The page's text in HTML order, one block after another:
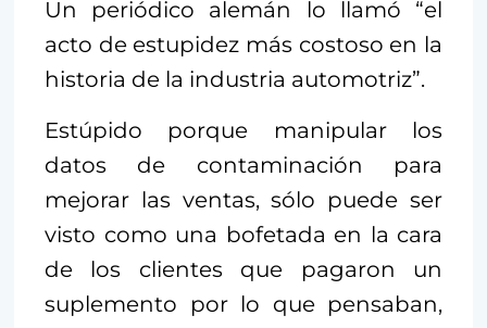
Un periódico alemán lo llamó “el
acto de estupidez más costoso en la
historia de la industria automotriz”.
Estúpido porque manipular los
datos de contaminación para
mejorar las ventas, sólo puede ser
visto como una bofetada en la cara
de los clientes que pagaron un
suplemento por lo que pensaban,